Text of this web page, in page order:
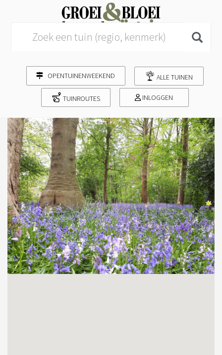
OPENTUINENWEEKEND ALLE TUINEN
TUINROUTES INLOGGEN